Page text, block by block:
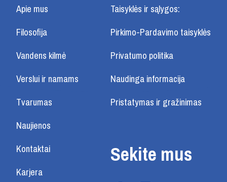
Apie mus
Filosofija
Vandens kilmė
Verslui ir namams
Tvarumas
Naujienos
Kontaktai
Karjera
Taisyklės ir sąlygos:
Pirkimo-Pardavimo taisyklės
Privatumo politika
Naudinga informacija
Pristatymas ir gražinimas
Sekite mus